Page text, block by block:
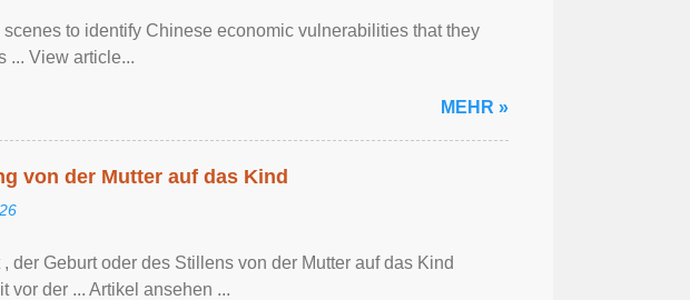
to identify Chinese economic vulnerabilities that they
... View article...
MEHR »
von der Mutter auf das Kind
der Geburt oder des Stillens von der Mutter auf das Kind
vor der ... Artikel ansehen ...